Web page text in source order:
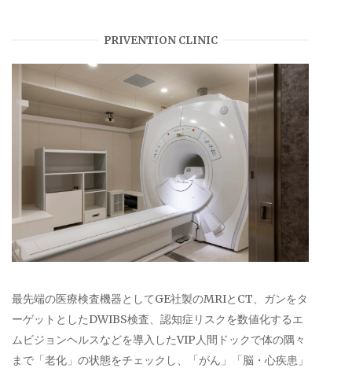
PRIVENTION CLINIC
最先端の医療検査機器としてGE社製のMRIとCT、ガンをタ
ーゲットとしたDWIBS検査、認知症リスクを数値化するエ
ムビジョンヘルスなどを導入したVIP人間ドックで体の隅々
まで「老化」の状態をチェックし、「がん」「脳・心疾患」